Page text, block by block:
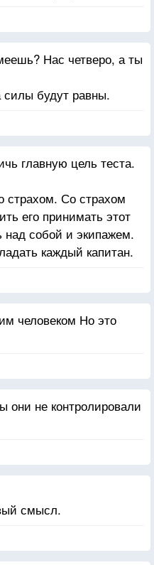
Нас четверо, а ты
будут равны.
главную цель теста.
страхом. Со страхом
его принимать этот
над собой и экипажем.
каждый капитан.
человеком Но это
они не контролировали
смысл.